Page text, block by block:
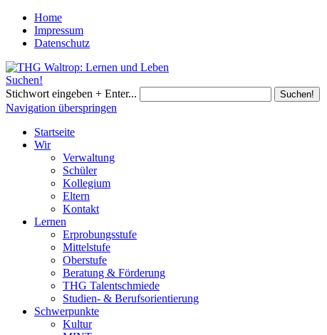
Home
Impressum
Datenschutz
Suchen!
Stichwort eingeben + Enter...
Suchen!
Navigation überspringen
Startseite
Wir
Verwaltung
Schüler
Kollegium
Eltern
Kontakt
Lernen
Erprobungsstufe
Mittelstufe
Oberstufe
Beratung & Förderung
THG Talentschmiede
Studien- & Berufsorientierung
Schwerpunkte
Kultur